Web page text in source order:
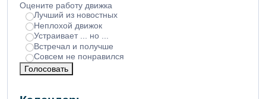
Оцените работу движка
Лучший из новостных
Неплохой движок
Устраивает ... но ...
Встречал и получше
Совсем не понравился
Голосовать